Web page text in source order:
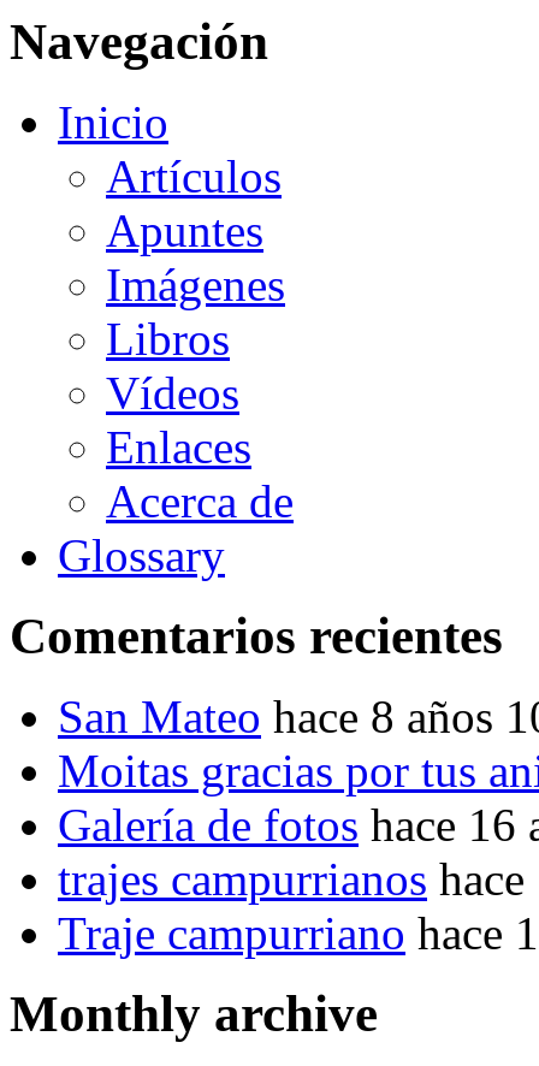
Navegación
Inicio
Artículos
Apuntes
Imágenes
Libros
Vídeos
Enlaces
Acerca de
Glossary
Comentarios recientes
San Mateo hace 8 años
Moitas gracias por tus
Galería de fotos hace 16
trajes campurrianos
Traje campurriano hace
Monthly archive